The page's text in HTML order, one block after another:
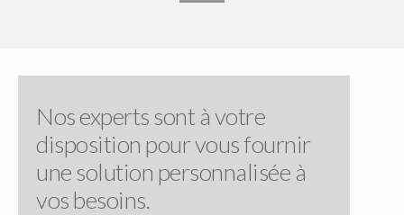
Nos experts sont à votre
disposition pour vous fournir
une solution personnalisée à
vos besoins.